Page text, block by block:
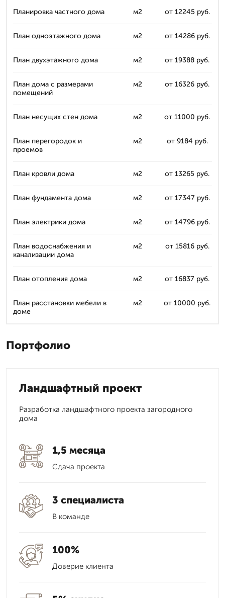
Планировка частного дома м2 от 12245 руб.
План одноэтажного дома м2 от 14286 руб.
План двухэтажного дома м2 от 19388 руб.
План дома с размерами
помещений
м2 от 16326 руб.
План несущих стен дома м2 от 11000 руб.
План перегородок и
проемов
м2 от 9184 руб.
План кровли дома м2 от 13265 руб.
План фундамента дома м2 от 17347 руб.
План электрики дома м2 от 14796 руб.
План водоснабжения и
канализации дома
м2 от 15816 руб.
План отопления дома м2 от 16837 руб.
План расстановки мебели в
доме
м2 от 10000 руб.
Портфолио
Ландшафтный проект
Разработка ландшафтного проекта загородного
дома
1,5 месяца
Сдача проекта
3 специалиста
В команде
100%
Доверие клиента